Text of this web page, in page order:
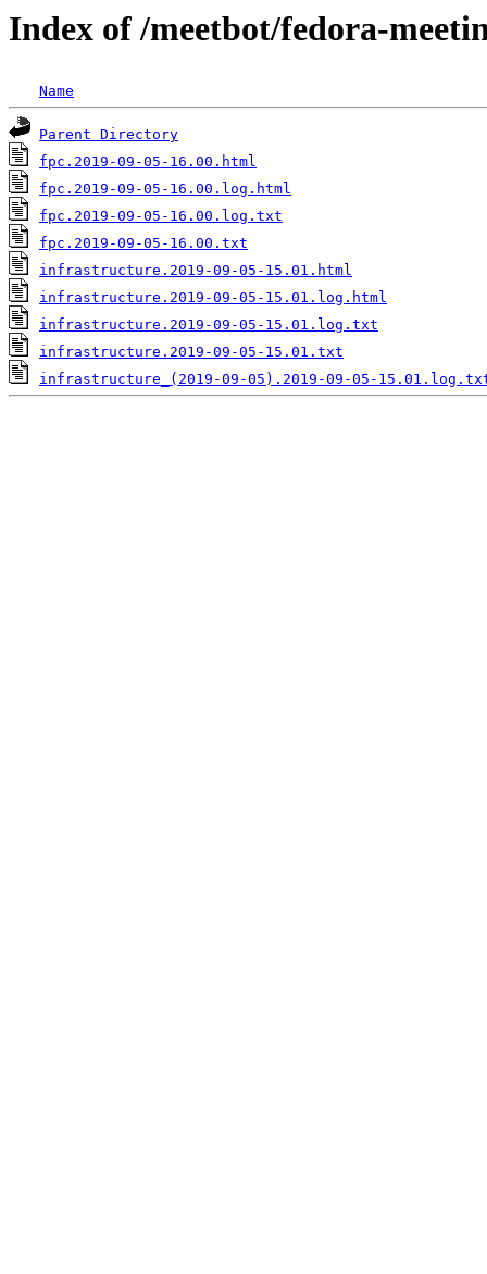
Index of /meetbot/fedora-
Name
Parent Directory
fpc.2019-09-05-16.00.html
fpc.2019-09-05-16.00.log.html
fpc.2019-09-05-16.00.log.txt
fpc.2019-09-05-16.00.txt
infrastructure.2019-09-05-15.01.html
infrastructure.2019-09-05-15.01.log.html
infrastructure.2019-09-05-15.01.log.txt
infrastructure.2019-09-05-15.01.txt
infrastructure_(2019-09-05).2019-09-05-